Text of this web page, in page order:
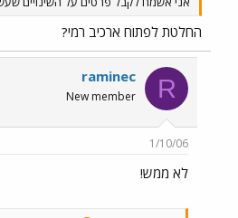
החלטת לפתוח ארכיב רמי?
R
raminec
New member
1/10/06
לא ממש!